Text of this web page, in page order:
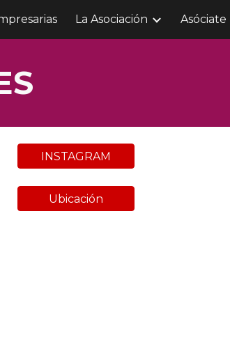
La Asociación Asóciate
INSTAGRAM
Ubicación